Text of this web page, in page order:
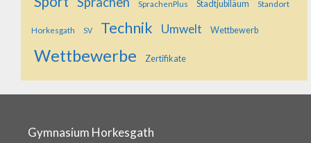
SprachenPlus Stadtjubiläum Standort
Horkesgath SV Technik Umwelt Wettbewerb
Wettbewerbe Zertifikate
Gymnasium Horkesgath